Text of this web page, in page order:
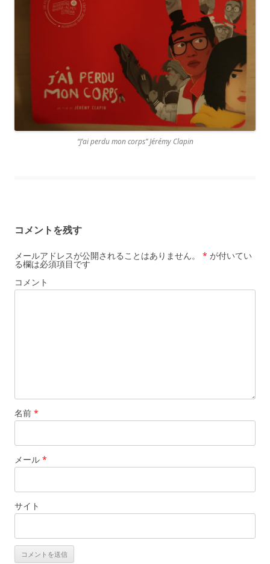
“J’ai perdu mon corps” Jérémy Clapin
コメントを残す
メールアドレスが公開されることはありません。 * が付いてい
る欄は必須項目です
コメント
名前 *
メール *
サイト